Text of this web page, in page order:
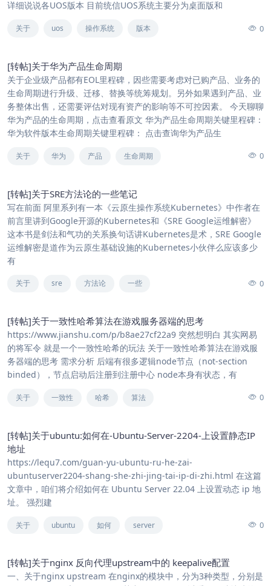
详细说说各UOS版本 目前统信UOS系统主要分为桌面版和
关于 uos 操作系统 版本 0
[转帖]关于华为产品生命周期
关于企业级产品都有EOL里程碑，因些需要考虑对已购产品、业务的
生命周期进行升级、迁移、替换等统筹规划。另外如果遇到产品、业
务整体出售，还需要评估对现有资产的影响等不可控因素。 今天聊聊
华为产品的生命周期，点击查看原文 华为产品生命周期关键里程碑：
华为软件版本生命周期关键里程碑： 点击查询华为产品生
关于 华为 产品 生命周期 0
[转帖]关于SRE方法论的一些笔记
写在前面 阿里系列有一本《云原生操作系统Kubernetes》中作者在
前言里讲到Google开源的Kubernetes和《SRE Google运维解密》
这本书是剑法和气功的关系换句话讲Kubernetes是术，SRE Google
运维解密是道作为云原生基础设施的Kubernetes小伙伴么应该多少
有
关于 sre 方法论 一些 0
[转帖]关于一致性哈希算法在游戏服务器端的思考
https://www.jianshu.com/p/b8ae27cf22a9 突然想明白 其实网易
的将军令 就是一个一致性哈希的玩法 关于一致性哈希算法在游戏服
务器端的思考 需求分析 后端有很多逻辑node节点（not-section
binded），节点启动后注册到注册中心 node本身有状态，有
关于 一致性 哈希 算法 0
[转帖]关于ubuntu:如何在-Ubuntu-Server-2204-上设置静态IP
地址
https://lequ7.com/guan-yu-ubuntu-ru-he-zai-
ubuntuserver2204-shang-she-zhi-jing-tai-ip-di-zhi.html 在这篇
文章中，咱们将介绍如何在 Ubuntu Server 22.04 上设置动态 ip 地
址。 强烈建
关于 ubuntu 如何 server 0
[转帖]关于nginx 反向代理upstream中的 keepalive配置
一、关于nginx upstream 在nginx的模块中，分为3种类型，分别是